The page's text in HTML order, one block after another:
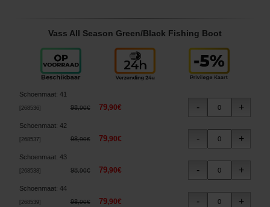
Vass All Season Green/Black Fishing Boot
Schoenmaat: 41
268536] 98,90€ 79,90€
Schoenmaat: 42
268537] 98,90€ 79,90€
Schoenmaat: 43
268538 ] 98,90€ 79,90€
Schoenmaat: 44
268539] 98,90€ 79,90€